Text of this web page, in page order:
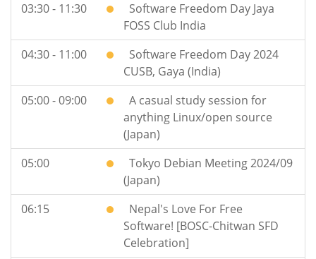
03:30 - 11:30
Software Freedom Day Jaya
FOSS Club India
04:30 - 11:00
Software Freedom Day 2024
CUSB, Gaya (India)
05:00 - 09:00
A casual study session for
anything Linux/open source
(Japan)
05:00
Tokyo Debian Meeting 2024/09
(Japan)
06:15
Nepal's Love For Free
Software! [BOSC-Chitwan SFD
Celebration]